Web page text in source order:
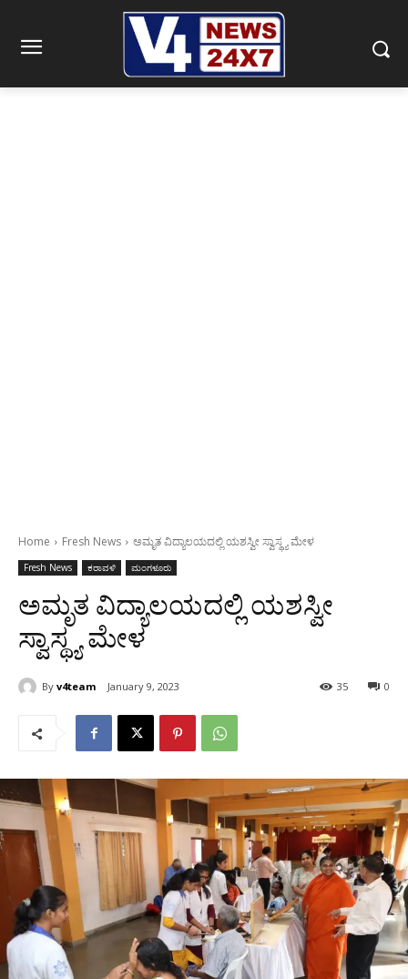
Home Fresh News ಅಮೃತ ವಿದ್ಯಾಲಯದಲ್ಲಿ ಯಶಸ್ವೀ ಸ್ವಾಸ್ಥ್ಯ ಮೇಳ
Fresh News ಕರಾವಳಿ ಮಂಗಳೂರು
ಅಮೃತ ವಿದ್ಯಾಲಯದಲ್ಲಿ ಯಶಸ್ವೀ
ಸ್ವಾಸ್ಥ್ಯ ಮೇಳ
By v4team January 9, 2023 0
35